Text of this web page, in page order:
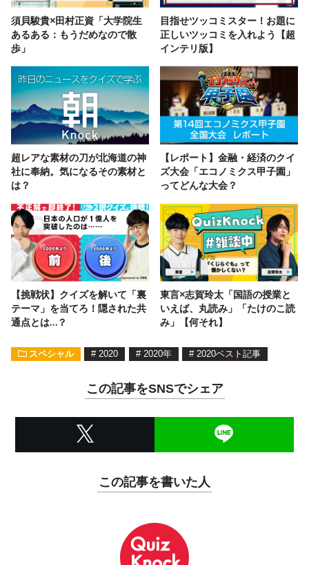
須貝駿貴×田村正資「大学院生
あるある：もうだめなので散
歩」
目指せツッコミスター！お題に
正しいツッコミを入れよう【超
インテリ版】
超レアな素材の刀が北海道の神
社に奉納。気になるその素材と
は？
【レポート】金融・経済のクイ
ズ大会「エコノミクス甲子園」
ってどんな大会？
【挑戦状】クイズを解いて「裏
テーマ」を当てろ！隠された共
通点とは…？
東言×志賀玲太「国語の授業と
いえば、丸読み」「たけのこ読
み」【何それ】
スペシャル # 2020 # 2020年 # 2020ベスト記事
この記事をSNSでシェア
この記事を書いた人